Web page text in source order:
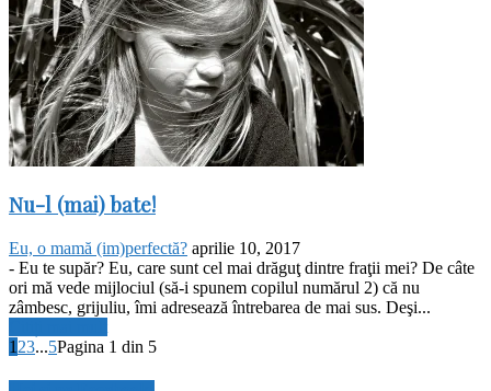
Nu-l (mai) bate!
Eu, o mamă (im)perfectă? aprilie 10, 2017
- Eu te supăr? Eu, care sunt cel mai drăguţ dintre fraţii mei? De câte
ori mă vede mijlociul (să-i spunem copilul numărul 2) că nu
zâmbesc, grijuliu, îmi adresează întrebarea de mai sus. Deşi...
1 23...5Pagina 1 din 5